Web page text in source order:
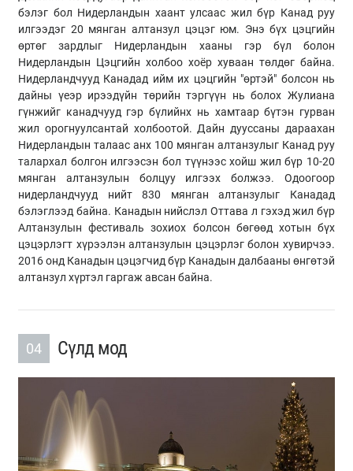
бэлэг бол Нидерландын хаант улсаас жил бүр Канад руу
илгээдэг 20 мянган алтанзул цэцэг юм. Энэ бүх цэцгийн
өртөг зардлыг Нидерландын хааны гэр бүл болон
Нидерландын Цэцгийн холбоо хоёр хуваан төлдөг байна.
Нидерландчууд Канадад ийм их цэцгийн "өртэй" болсон нь
дайны үеэр ирээдүйн төрийн тэргүүн нь болох Жулиана
гүнжийг канадчууд гэр бүлийнх нь хамтаар бүтэн гурван
жил орогнуулсантай холбоотой. Дайн дууссаны дараахан
Нидерландын талаас анх 100 мянган алтанзулыг Канад руу
талархал болгон илгээсэн бол түүнээс хойш жил бүр 10-20
мянган алтанзулын болцуу илгээх болжээ. Одоогоор
нидерландчууд нийт 830 мянган алтанзулыг Канадад
бэлэглээд байна. Канадын нийслэл Оттава л гэхэд жил бүр
Алтанзулын фестиваль зохиох болсон бөгөөд хотын бүх
цэцэрлэгт хүрээлэн алтанзулын цэцэрлэг болон хувирчээ.
2016 онд Канадын цэцэгчид бүр Канадын далбааны өнгөтэй
алтанзул хүртэл гаргаж авсан байна.
04 Сүлд мод